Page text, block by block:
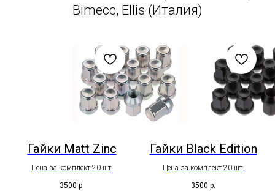
Bimecc, Ellis (Италия)
Гайки Matt Zinc
Цена за комплект 20 шт.
3500 р.
Гайки Black Edition
Цена за комплект 20 шт.
3500 р.